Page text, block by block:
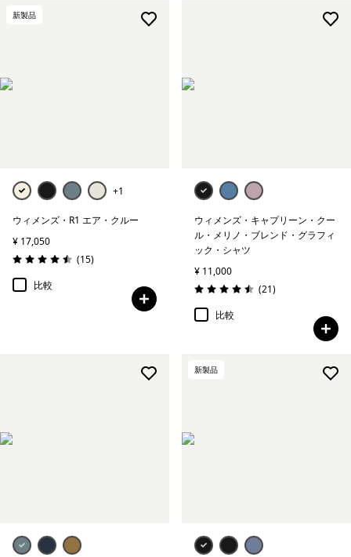
新製品
+1
ウィメンズ・R1 エア・クルー
¥ 17,050
評価: 4.5 / 5
(15レビュー
)
比較
ウィメンズ・キャプリーン・クー
ル・メリノ・ブレンド・グラフィ
ック・シャツ
¥ 11,000
評価: 4.5 / 5
(21レビュー
)
比較
新製品